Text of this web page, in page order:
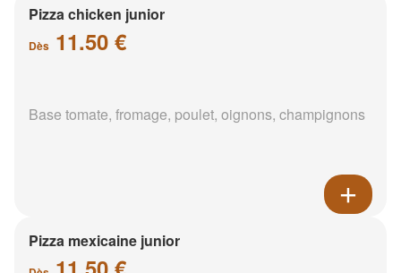
Pizza chicken junior
Dès 11.50 €
Base tomate, fromage, poulet, oignons, champignons
Pizza mexicaine junior